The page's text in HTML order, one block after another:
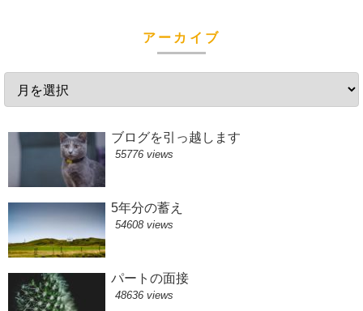
アーカイブ
ブログを引っ越します
55776 views
5年分の蓄え
54608 views
パートの面接
48636 views